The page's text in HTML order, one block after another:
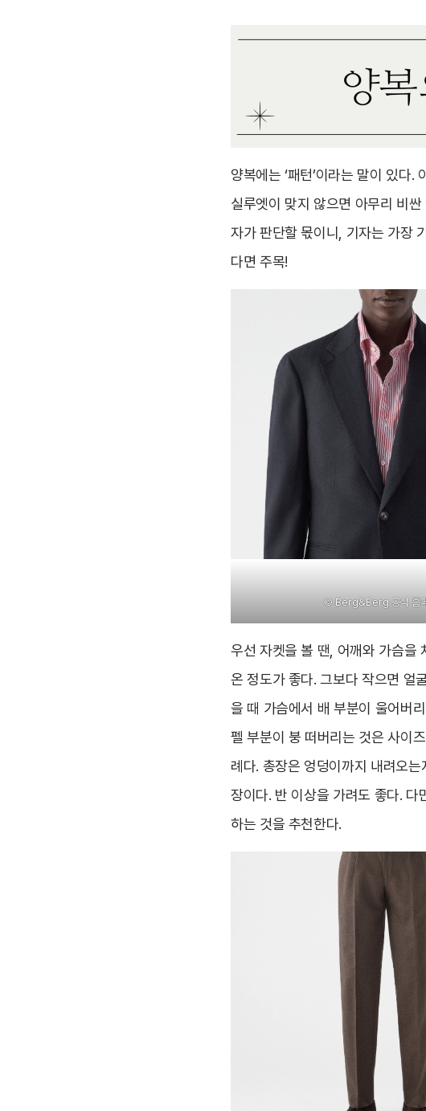
양복에는 ‘패턴’이라는 말이 있다
실루엣이 맞지 않으면 아무리 비
자가 판단할 몫이니, 기자는 가장
다면 주목!
© Berg&Berg 공식 홈
우선 자켓을 볼 땐, 어깨와 가슴을
온 정도가 좋다. 그보다 작으면 얼
을 때 가슴에서 배 부분이 울어버
펠 부분이 붕 떠버리는 것은 사이
례다. 총장은 엉덩이까지 내려오
장이다. 반 이상을 가려도 좋다. 다
하는 것을 추천한다.